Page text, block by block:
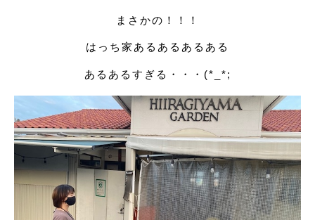
まさかの！！！
はっち家あるあるあるある
あるあるすぎる・・・(*_*;